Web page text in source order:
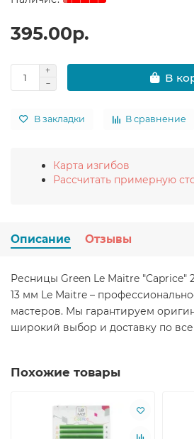
395.00р.
В
В закладки В сравнение
Карта изгибов
Рассчитать примерную
Описание Отзывы
Ресницы Green Le Maitre "Caprice"
13 мм Le Maitre –
мастеров. Мы гарантируем
широкий выбор и доставку по
Похожие товары